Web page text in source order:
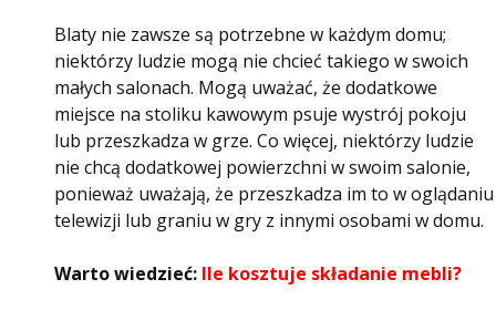
Blaty nie zawsze są potrzebne w każdym domu;
niektórzy ludzie mogą nie chcieć takiego w swoich
małych salonach. Mogą uważać, że dodatkowe
miejsce na stoliku kawowym psuje wystrój pokoju
lub przeszkadza w grze. Co więcej, niektórzy ludzie
nie chcą dodatkowej powierzchni w swoim salonie,
ponieważ uważają, że przeszkadza im to w oglądaniu
telewizji lub graniu w gry z innymi osobami w domu.
Warto wiedzieć: Ile kosztuje składanie mebli?